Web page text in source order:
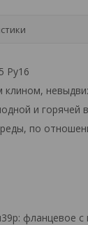
Ру16
клином,
и горячей
по
фланцевое